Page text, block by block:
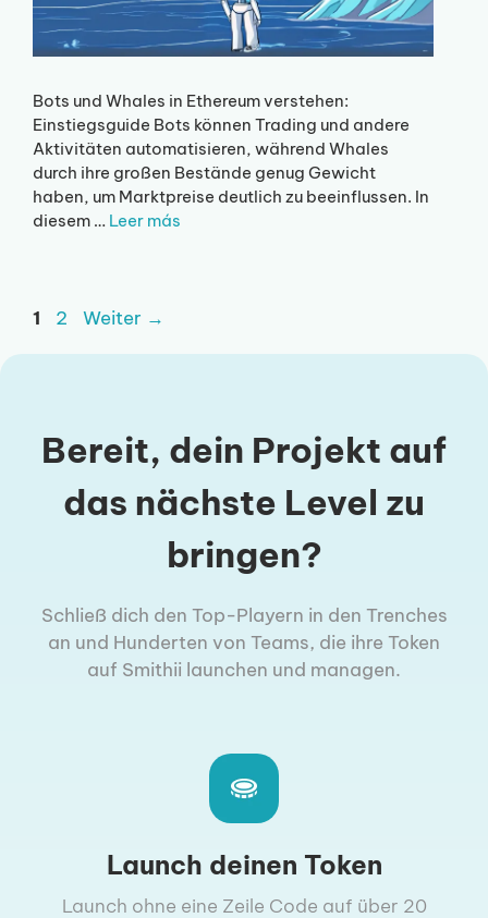
Bots und Whales in Ethereum verstehen:
Einstiegsguide Bots können Trading und andere
Aktivitäten automatisieren, während Whales
durch ihre großen Bestände genug Gewicht
haben, um Marktpreise deutlich zu beeinflussen. In
diesem … Leer más
Seite
1 Seite
2 Weiter →
Bereit, dein Projekt auf
das nächste Level zu
bringen?
Schließ dich den Top-Playern in den Trenches
an und Hunderten von Teams, die ihre Token
auf Smithii launchen und managen.
Launch deinen Token
Launch ohne eine Zeile Code auf über 20